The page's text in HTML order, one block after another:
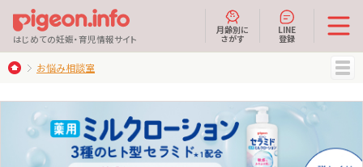
はじめての妊娠・育児情報サイト
月齢別に
さがす
LINE
登録
お悩み相談室